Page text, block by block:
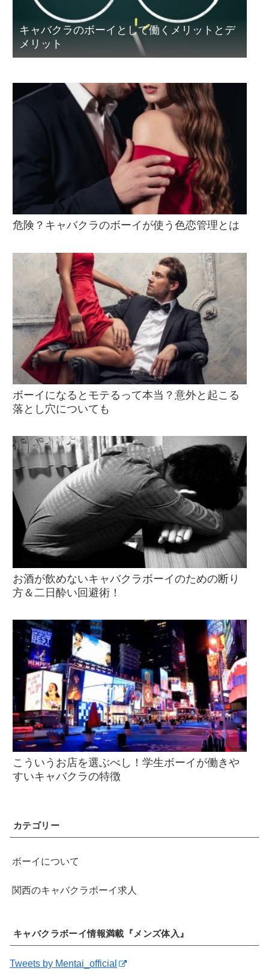
キャバクラのボーイとして働くメリットとデ
メリット
危険？キャバクラのボーイが使う色恋管理とは
ボーイになるとモテるって本当？意外と起こる
落とし穴についても
お酒が飲めないキャバクラボーイのための断り
方＆二日酔い回避術！
こういうお店を選ぶべし！学生ボーイが働きや
すいキャバクラの特徴
カテゴリー
ボーイについて
関西のキャバクラボーイ求人
キャバクラボーイ情報満載『メンズ体入』
Tweets by Mentai_official